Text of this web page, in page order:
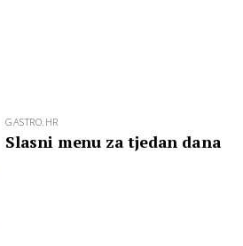
GASTRO.HR
Slasni menu za tjedan dana